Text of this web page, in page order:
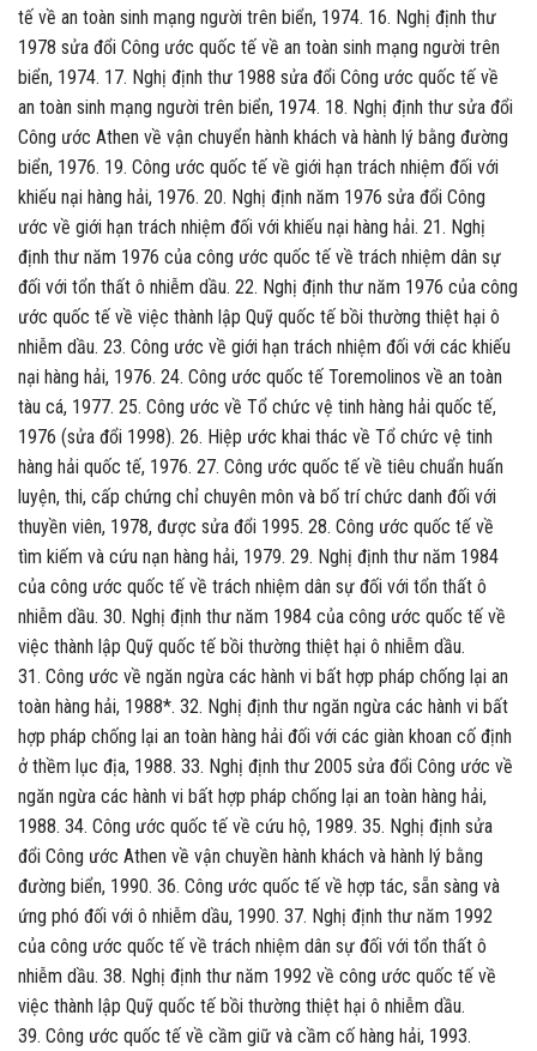
tế về an toàn sinh mạng người trên biển, 1974. 16. Nghị định thư
1978 sửa đổi Công ước quốc tế về an toàn sinh mạng người trên
biển, 1974. 17. Nghị định thư 1988 sửa đổi Công ước quốc tế về
an toàn sinh mạng người trên biển, 1974. 18. Nghị định thư sửa đổi
Công ước Athen về vận chuyển hành khách và hành lý bằng đường
biển, 1976. 19. Công ước quốc tế về giới hạn trách nhiệm đối với
khiếu nại hàng hải, 1976. 20. Nghị định năm 1976 sửa đổi Công
ước về giới hạn trách nhiệm đối với khiếu nại hàng hải. 21. Nghị
định thư năm 1976 của công ước quốc tế về trách nhiệm dân sự
đối với tổn thất ô nhiễm dầu. 22. Nghị định thư năm 1976 của công
ước quốc tế về việc thành lập Quỹ quốc tế bồi thường thiệt hại ô
nhiễm dầu. 23. Công ước về giới hạn trách nhiệm đối với các khiếu
nại hàng hải, 1976. 24. Công ước quốc tế Toremolinos về an toàn
tàu cá, 1977. 25. Công ước về Tổ chức vệ tinh hàng hải quốc tế,
1976 (sửa đổi 1998). 26. Hiệp ước khai thác về Tổ chức vệ tinh
hàng hải quốc tế, 1976. 27. Công ước quốc tế về tiêu chuẩn huấn
luyện, thi, cấp chứng chỉ chuyên môn và bố trí chức danh đối với
thuyền viên, 1978, được sửa đổi 1995. 28. Công ước quốc tế về
tìm kiếm và cứu nạn hàng hải, 1979. 29. Nghị định thư năm 1984
của công ước quốc tế về trách nhiệm dân sự đối với tổn thất ô
nhiễm dầu. 30. Nghị định thư năm 1984 của công ước quốc tế về
việc thành lập Quỹ quốc tế bồi thường thiệt hại ô nhiễm dầu.
31. Công ước về ngăn ngừa các hành vi bất hợp pháp chống lại an
toàn hàng hải, 1988*. 32. Nghị định thư ngăn ngừa các hành vi bất
hợp pháp chống lại an toàn hàng hải đối với các giàn khoan cố định
ở thềm lục địa, 1988. 33. Nghị định thư 2005 sửa đổi Công ước về
ngăn ngừa các hành vi bất hợp pháp chống lại an toàn hàng hải,
1988. 34. Công ước quốc tế về cứu hộ, 1989. 35. Nghị định sửa
đổi Công ước Athen về vận chuyền hành khách và hành lý bằng
đường biển, 1990. 36. Công ước quốc tế về hợp tác, sẵn sàng và
ứng phó đối với ô nhiễm dầu, 1990. 37. Nghị định thư năm 1992
của công ước quốc tế về trách nhiệm dân sự đối với tổn thất ô
nhiễm dầu. 38. Nghị định thư năm 1992 về công ước quốc tế về
việc thành lập Quỹ quốc tế bồi thường thiệt hại ô nhiễm dầu.
39. Công ước quốc tế về cầm giữ và cầm cố hàng hải, 1993.